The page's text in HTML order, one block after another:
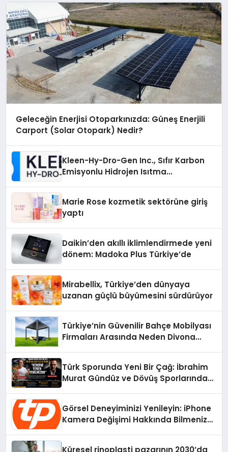
Geleceğin Enerjisi Otoparkınızda: Güneş Enerjili
Carport (Solar Otopark) Nedir?
Kleen-Hy-Dro-Gen Inc., Sıfır Karbon
Emisyonlu Hidrojen Isıtma
Marie Rose kozmetik sektörüne giriş
yaptı
Daikin’den akıllı iklimlendirmede yeni
dönem: Madoka Plus Türkiye’de
Mirabellix, Türkiye’den dünyaya
uzanan güçlü büyümesini sürdürüyor
Türkiye’nin Güvenilir Bahçe Mobilyası
Firmaları Arasında Neden Divona
Türk Sporunda Yeni Bir Çağ: İbrahim
Murat Gündüz ve Dövüş Sporlarında
Görsel Deneyiminizi Yenileyin: iPhone
Kamera Değişimi Hakkında Bilmeniz